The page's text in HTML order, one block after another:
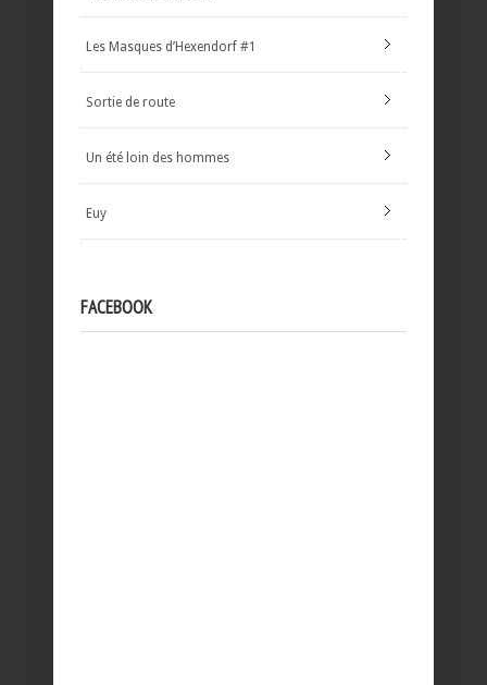
Les Masques d’Hexendorf #1
Sortie de route
Un été loin des hommes
Euy
FACEBOOK